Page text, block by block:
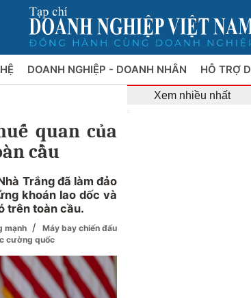
DOANH NGHIỆP - DOANH NHÂN HỖ TRỢ
quan của
cầu
Trắng đã làm đảo
khoán lao dốc và
trên toàn cầu.
mạnh /
Máy bay chiến đấu
cường quốc
Xem nhiều nhất